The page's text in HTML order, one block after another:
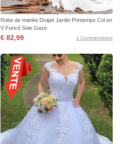
Robe de mariée Drapé Jardin Printemps Col en
V Foncé Soie Gaze
€ 82,99 1 Commentaires